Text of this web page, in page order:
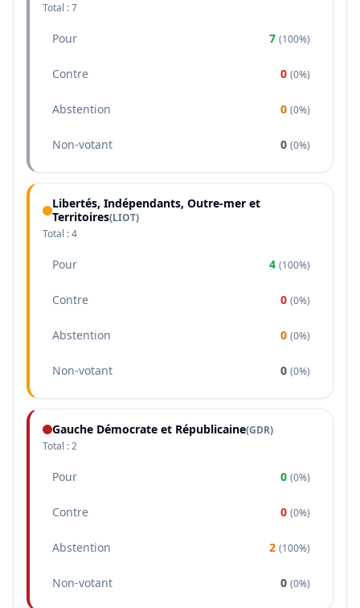
Total :7
Pour 7 (100%)
Contre 0 (0%)
Abstention 0 (0%)
Non-votant 0 (0%)
Libertés, Indépendants, Outre-mer et
Territoires(LIOT)
Total :4
Pour 4 (100%)
Contre 0 (0%)
Abstention 0 (0%)
Non-votant 0 (0%)
Gauche Démocrate et Républicaine(GDR)
Total :2
Pour 0 (0%)
Contre 0 (0%)
Abstention 2 (100%)
Non-votant 0 (0%)